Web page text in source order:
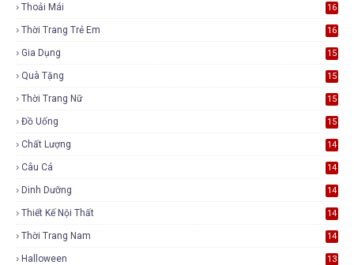
Thoải Mái 16
Thời Trang Trẻ Em 16
Gia Dụng 15
Quà Tặng 15
Thời Trang Nữ 15
Đồ Uống 15
Chất Lượng 14
Câu Cá 14
Dinh Dưỡng 14
Thiết Kế Nội Thất 14
Thời Trang Nam 14
Halloween 13